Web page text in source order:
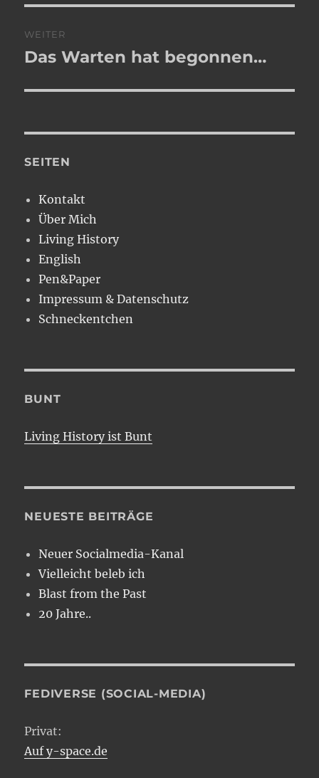
WEITER
Nächster
Das Warten hat begonnen…
SEITEN
Kontakt
Über Mich
Living History
English
Pen&Paper
Impressum & Datenschutz
Schneckentchen
BUNT
Living History ist Bunt
NEUESTE BEITRÄGE
Neuer Socialmedia-Kanal
Vielleicht beleb ich
Blast from the Past
20 Jahre..
FEDIVERSE (SOCIAL-MEDIA)
Privat:
Auf y-space.de